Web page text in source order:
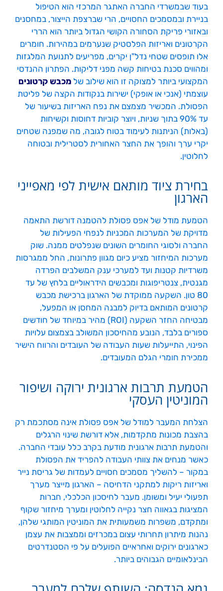
בעוד שבמשרדי החברה האתגר המרכזי הוא הטיפול
בניירת ובמסמכים החסויים, הרי שברצפת הייצור, במחסנים
ובאזורי פריקת הסחורה הקושי הגדול ביותר הוא הררי
הקרטונים ואריזות הפלסטיק שנערמים במהירות. חומרים
אלו תופסים שטחי נדל"ן יקרים, מפריעים לתנועת המלגזות
ומהווים סכנת בטיחות קשה מפני דליקות. הפתרון ההנדסי
המקצועי ביותר למצוקה זו הוא שילוב של מכבש קרטונים
עוצמתי (אנכי או אופקי) ישירות בנקודות הקצה של פליטת
הפסולת. המכשיר מצמצם את נפח האריזות בשיעור של
עד 90% בתוך שניות, ויוצר קוביות דחוסות וקשיחות
(באלות) הניתנות לעימוד בטוח לגובה, מה שמפנה שטחים
יקרי ערך והופך את החצר האחורית לסטרילית ובטוחה
לחלוטין.
בחירת ציוד מותאם אישית לפי מאפייני
הארגון
הטמעת מודל של אפס פסולת להטמנה דורשת התאמה
מדויקת של המערכות המכניות לנפחי הפעילות של
החברה ולסוגי החומרים השונים שנפלטים ממנה. שוק
מערכות המיחזור מציע כיום מגוון פתרונות, החל ממגרסות
משרדיות קטנות ועד למערכי ענק המשלבים הפרדה
מגנטית, צנטריפוגות ומכבשים הידראוליים בלחץ של עד
80 טון. השקעה ממוקדת של הארגון ברכישת מכבש
קרטונים המותאם בדיוק למבנה המחסן או המפעל,
מבטיחה החזר השקעה (ROI) מהיר במיוחד של חודשים
ספורים בלבד, הנובע מהחיסכון המשולב בצמצום עלויות
הפינוי, התייעלות שעות העבודה של העובדים והרווח הישיר
ממכירת חומרי הגלם המעובדים.
הטמעת תרבות ארגונית ירוקה ושיפור
המוניטין העסקי
הצלחת המעבר למודל של אפס פסולת אינה מסתכמת רק
בהצבת מכונות מתקדמות, אלא דורשת שינוי הרגלים
והטמעת תרבות ארגונית מודעת בקרב כלל עובדי החברה.
כאשר מנחים את צוותי העבודה להפריד את הפסולת
במקור – להשליך מסמכים חסויים לעמדות של גריסת נייר
ואריזות ריקות למתקני הדחיסה – הארגון מייצר מערך
תפעולי יעיל ומשומן. מעבר לחיסכון הכלכלי, חברות
המציגות בגאווה חצר נקייה לחלוטין ומערך מיחזור שקוף
ומתקדם, משפרות משמעותית את המוניטין המותגי שלהן,
נהנות מיתרון תחרותי עצום במכרזים וממצבות את עצמן
כארגונים ירוקים ואחראיים הפועלים על פי הסטנדרטים
הבינלאומיים הגבוהים ביותר.